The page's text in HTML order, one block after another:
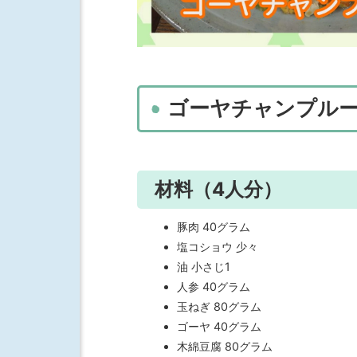
ゴーヤチャンプル
材料（4人分）
豚肉 40グラム
塩コショウ 少々
油 小さじ1
人参 40グラム
玉ねぎ 80グラム
ゴーヤ 40グラム
木綿豆腐 80グラム